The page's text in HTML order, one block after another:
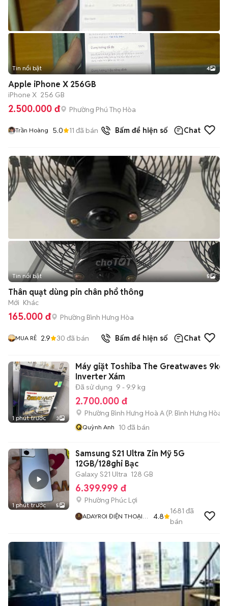
Tin nổi bật 4
Apple iPhone X 256GB
iPhone X 256 GB
2.500.000 đ Phường Phú Thọ Hòa
Trần Hoàng 5.0 11 đã bán Bấm để hiện số Chat
Tin nổi bật 5
Thân quạt dùng pin chân phổ thông
Mới Khác
165.000 đ Phường Bình Hưng Hòa
MUA RẺ 2.9 30 đã bán Bấm để hiện số Chat
1 phút trước 3
Máy giặt Toshiba The Greatwaves 9kg
Inverter Xám
Đã sử dụng 9 - 9.9 kg
2.700.000 đ
Phường Bình Hưng Hoà A (P. Bình Hưng Hòa
QQuỳnh Anh 10 đã bán
1 phút trước 5
Samsung S21 Ultra Zin Mỹ 5G
12GB/128ghi Bạc
Galaxy S21 Ultra 128 GB
6.399.999 đ
Phường Phúc Lợi
ADAYROI ĐIỆN THOẠI
4.8
1681 đã
bán